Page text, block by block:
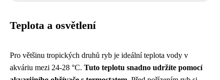
Teplota a osvětlení
Pro většinu tropických druhů ryb je ideální teplota vody v
akváriu mezi 24-28 °C. Tuto teplotu snadno udržíte pomocí